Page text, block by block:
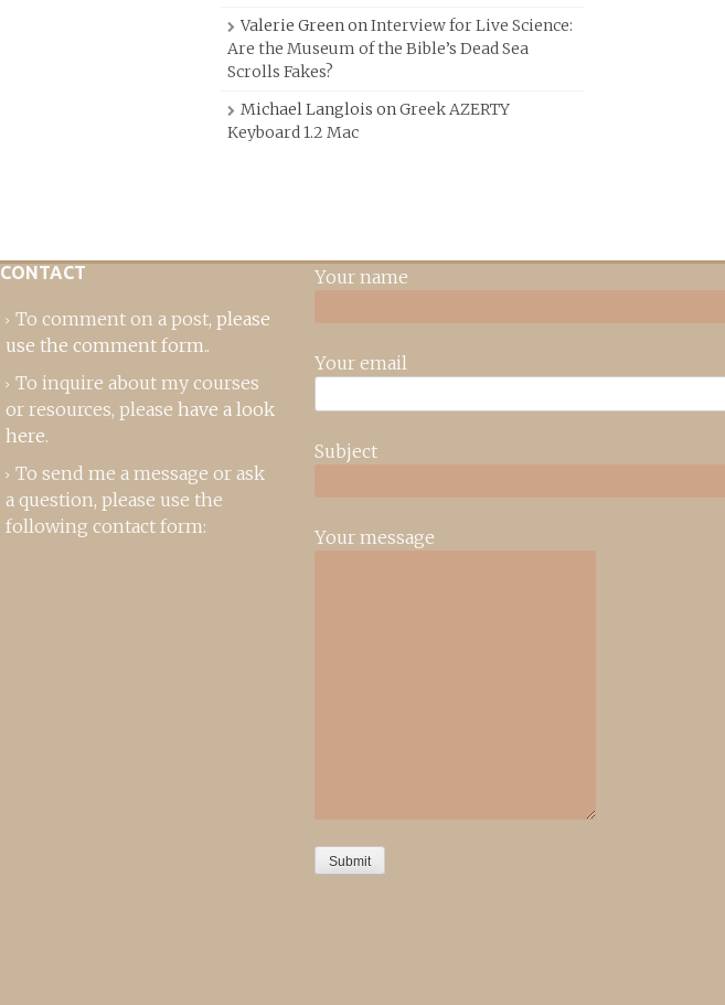
Valerie GreenonInterview for Live Science:
Are the Museum of the Bible’s Dead Sea
Scrolls Fakes?
Michael Langlois onGreek AZERTY
Keyboard 1.2 Mac
CONTACT
To comment on a post, please
use the comment form..
To inquire about my courses
or resources, please have a look
here.
To send me a message or ask
a question, please use the
following contact form:
Your name
Your email
Subject
Your message